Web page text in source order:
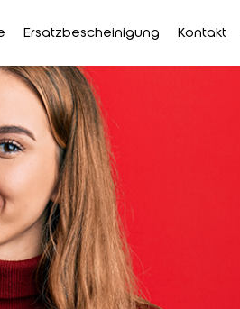
Ersatzbescheinigung Kontakt